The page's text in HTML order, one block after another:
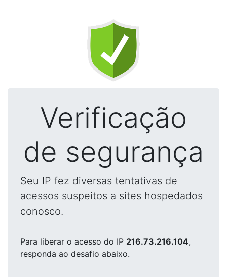
Verificação
de segurança
Seu IP fez diversas tentativas de
acessos suspeitos a sites hospedados
conosco.
Para liberar o acesso do IP 216.73.216.104,
responda ao desafio abaixo.